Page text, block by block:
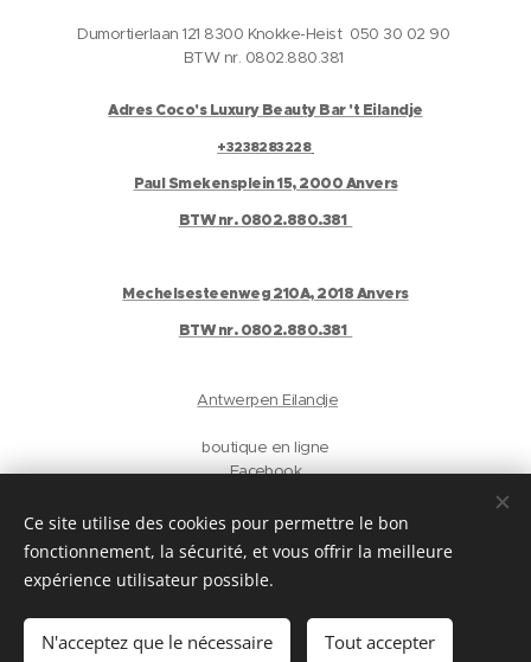
Dumortierlaan 121 8300 Knokke-Heist 050 30 02 90
BTW nr. 0802.880.381
Adres Coco's Luxury Beauty Bar 't Eilandje
+3238283228
Paul Smekensplein 15, 2000 Anvers
BTW nr. 0802.880.381
Mechelsesteenweg 210A, 2018 Anvers
BTW nr. 0802.880.381
Antwerpen Eilandje
boutique en ligne
Facebook
Gelaat
Antwerpen
privacyverklaring
Langues
Nederlands
English Français Deutsch
Ce site utilise des cookies pour permettre le bon
fonctionnement, la sécurité, et vous offrir la meilleure
expérience utilisateur possible.
N'acceptez que le nécessaire Tout accepter